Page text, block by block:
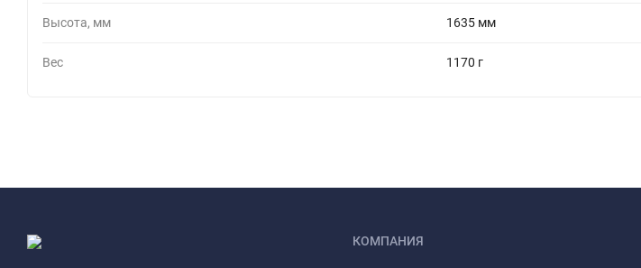
Высота, мм 1635 мм
Вес 1170 г
КОМПАНИЯ